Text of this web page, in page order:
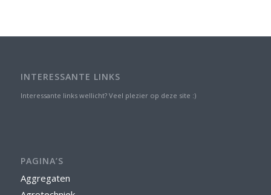
INTERESSANTE LINKS
Interessante links wellicht? Veel plezier op deze site :)
PAGINA’S
Aggregaten